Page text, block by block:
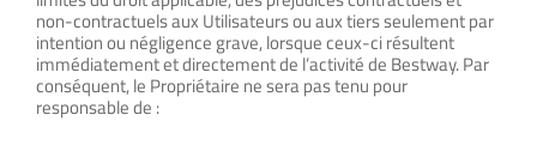
non-contractuels aux Utilisateurs ou aux tiers seulement par
intention ou négligence grave, lorsque ceux-ci résultent
immédiatement et directement de l’activité de Bestway. Par
conséquent, le Propriétaire ne sera pas tenu pour
responsable de :